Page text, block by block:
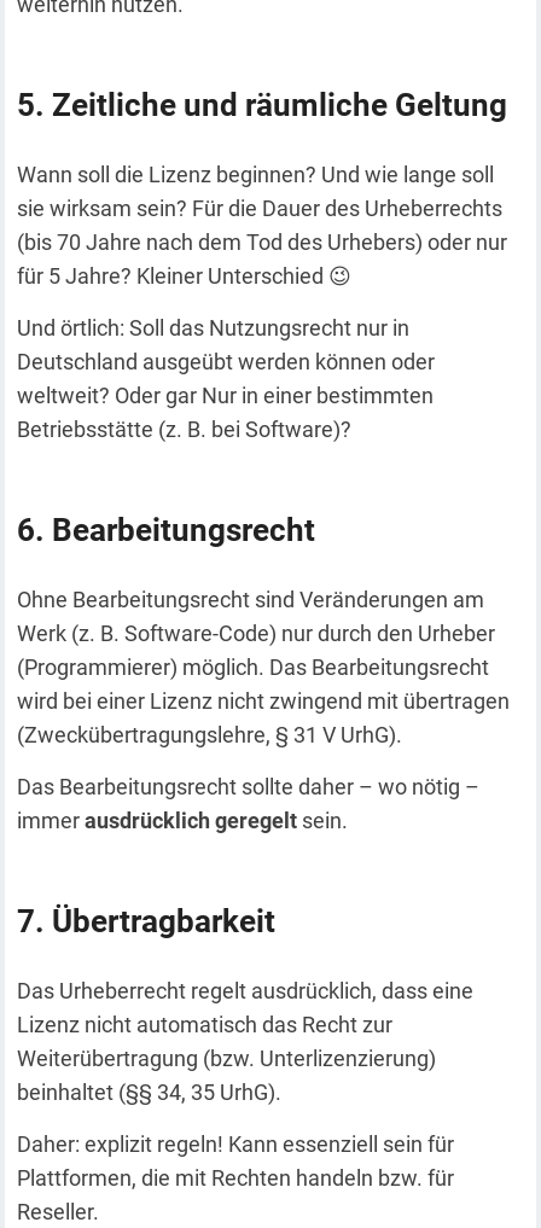
Zeitliche und räumliche Geltung
Wann soll die Lizenz beginnen? Und wie lange soll
sie wirksam sein? Für die Dauer des Urheberrechts
(bis 70 Jahre nach dem Tod des Urhebers) oder nur
für 5 Jahre? Kleiner Unterschied 😉
Und örtlich: Soll das Nutzungsrecht nur in
Deutschland ausgeübt werden können oder
weltweit? Oder gar Nur in einer bestimmten
Betriebsstätte (z. B. bei Software)?
Bearbeitungsrecht
Ohne Bearbeitungsrecht sind Veränderungen am
Werk (z. B. Software-Code) nur durch den Urheber
(Programmierer) möglich. Das Bearbeitungsrecht
wird bei einer Lizenz nicht zwingend mit übertragen
(Zweckübertragungslehre, § 31 V UrhG).
Das Bearbeitungsrecht sollte daher – wo nötig –
immerausdrücklich geregelt sein.
Übertragbarkeit
Das Urheberrecht regelt ausdrücklich, dass eine
Lizenz nicht automatisch das Recht zur
Weiterübertragung (bzw. Unterlizenzierung)
beinhaltet (§§ 34, 35 UrhG).
Daher: explizit regeln! Kann essenziell sein für
Plattformen, die mit Rechten handeln bzw. für
Reseller.